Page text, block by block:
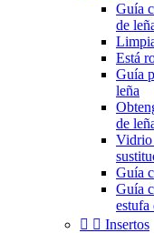
Guía
de
Está
Guía
leña
de
Vidrio
Guía
Guía
estufa
  Insertos